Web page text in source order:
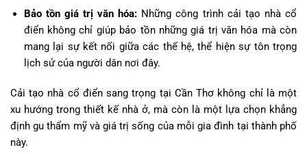
Bảo tồn giá trị văn hóa: Những công trình cải tạo nhà cổ
điển không chỉ giúp bảo tồn những giá trị văn hóa mà còn
mang lại sự kết nối giữa các thế hệ, thể hiện sự tôn trọng
lịch sử của người dân nơi đây.
Cải tạo nhà cổ điển sang trọng tại Cần Thơ không chỉ là một
xu hướng trong thiết kế nhà ở, mà còn là một lựa chọn khẳng
định gu thẩm mỹ và giá trị sống của mỗi gia đình tại thành phố
này.